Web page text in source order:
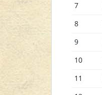
7
8
9
10
11